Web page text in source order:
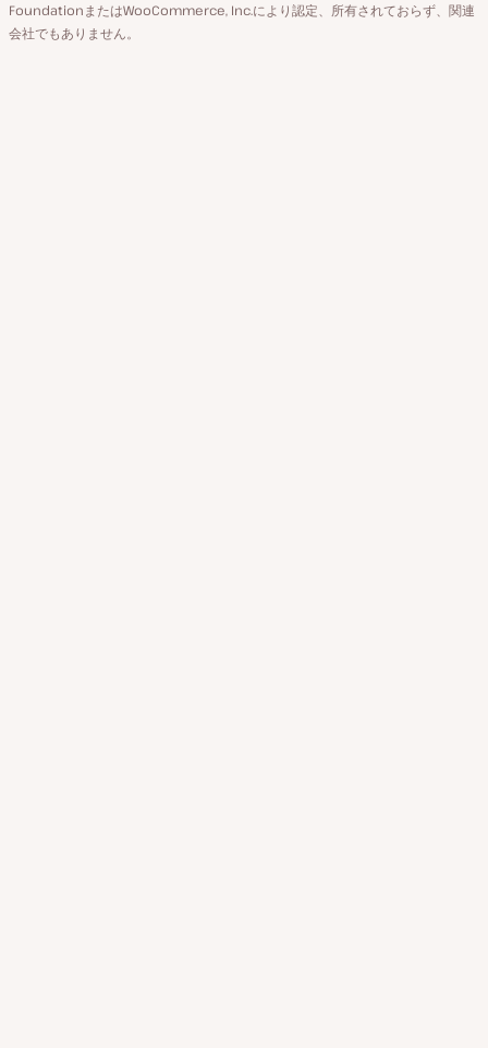
FoundationまたはWooCommerce, Inc.により認定、所有されておらず、関連
会社でもありません。